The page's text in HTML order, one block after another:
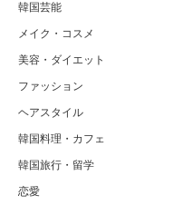
韓国芸能
メイク・コスメ
美容・ダイエット
ファッション
ヘアスタイル
韓国料理・カフェ
韓国旅行・留学
恋愛